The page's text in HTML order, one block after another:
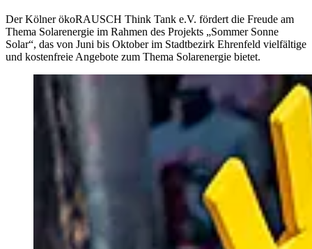
Der Kölner ökoRAUSCH Think Tank e.V. fördert die Freude am
Thema Solarenergie im Rahmen des Projekts „Sommer Sonne
Solar“, das von Juni bis Oktober im Stadtbezirk Ehrenfeld vielfältige
und kostenfreie Angebote zum Thema Solarenergie bietet.